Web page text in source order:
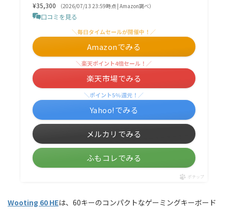
¥35,300
（2026/07/13 23:59時点 | Amazon調べ）
口コミを見る
＼毎日タイムセールが開催中！／
Amazonでみる
＼楽天ポイント4倍セール！／
楽天市場でみる
＼ポイント5%還元！／
Yahoo!でみる
メルカリでみる
ふもコレでみる
ポチップ
Wooting 60 HEは、60キーのコンパクトなゲーミングキーボード